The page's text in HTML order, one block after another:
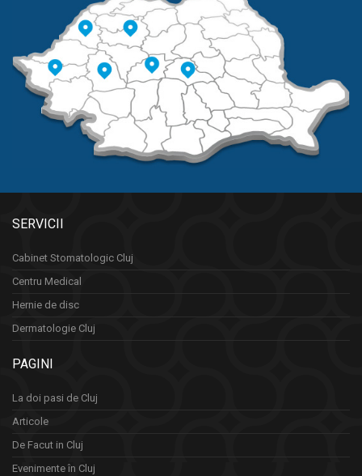
SERVICII
Cabinet Stomatologic Cluj
Centru Medical
Hernie de disc
Dermatologie Cluj
PAGINI
La doi pasi de Cluj
Articole
De Facut in Cluj
Evenimente în Cluj